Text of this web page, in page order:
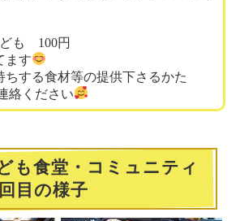
も 100円
ます
ちする食材等の提供下さるかた
絡ください
も食堂・コミュニティ
目の様子